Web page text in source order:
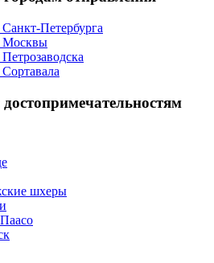
Петербурга
Москвы
шхеры